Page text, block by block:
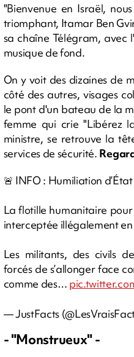
"Bienvenue en Israël,
triomphant, Itamar Ben
sa chaîne Télégram, avec
musique de fond.
On y voit des dizaines de
côté des autres, visages
le pont d'un bateau de la
femme qui crie "Libérez
ministre, se retrouve la
services de sécurité.
🚨 INFO : Humiliation
La flotille humanitaire
interceptée illégalement
Les militants, des civils
forcés de s’allonger face
comme des…
— JustFacts
- "Monstrueux" -